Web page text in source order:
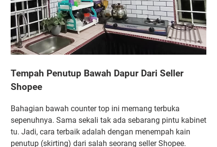
Tempah Penutup Bawah Dapur Dari Seller
Shopee
Bahagian bawah counter top ini memang terbuka
sepenuhnya. Sama sekali tak ada sebarang pintu kabinet
tu. Jadi, cara terbaik adalah dengan menempah kain
penutup (skirting) dari salah seorang seller Shopee.